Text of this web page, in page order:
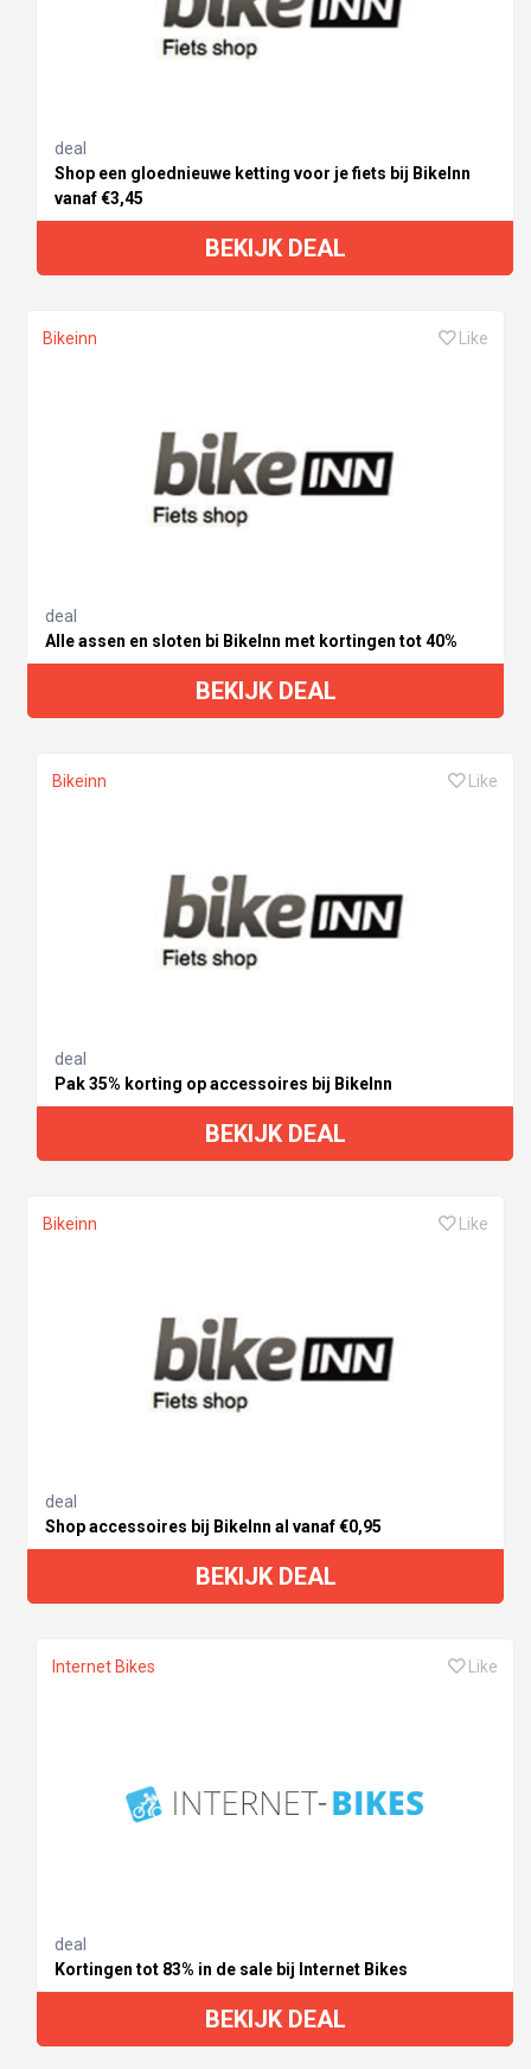
deal
Shop een gloednieuwe ketting voor je fiets bij BikeInn
vanaf €3,45
BEKIJK DEAL
Bikeinn Like
deal
Alle assen en sloten bi BikeInn met kortingen tot 40%
BEKIJK DEAL
Bikeinn Like
deal
Pak 35% korting op accessoires bij BikeInn
BEKIJK DEAL
Bikeinn Like
deal
Shop accessoires bij BikeInn al vanaf €0,95
BEKIJK DEAL
Internet Bikes Like
deal
Kortingen tot 83% in de sale bij Internet Bikes
BEKIJK DEAL